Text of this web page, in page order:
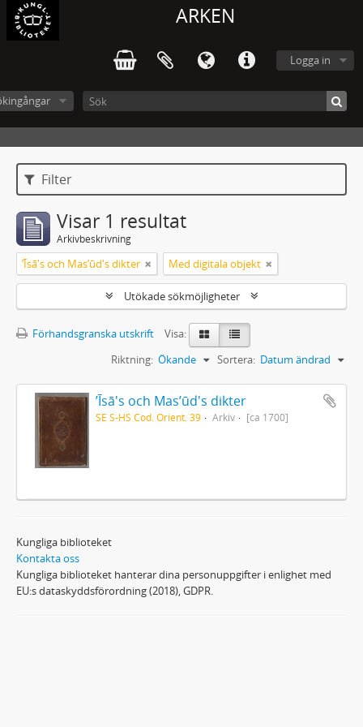
ARKEN
Logga in
Filter
Visar 1 resultat
Arkivbeskrivning
ʼĪsā's och Masʼūd's dikter Med digitala objekt
Utökade sökmöjligheter
Förhandsgranska utskrift
Visa:
Sortera: Datum ändrad
Riktning: Ökande
ʼĪsā's och Masʼūd's dikter
SE S-HS Cod. Orient. 39 Arkiv [ca 1700]
Kungliga biblioteket
Kontakta oss
Kungliga biblioteket hanterar dina personuppgifter i enlighet med
EU:s dataskyddsförordning (2018), GDPR.